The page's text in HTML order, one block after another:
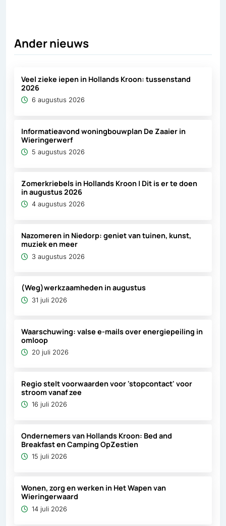
Ander nieuws
Veel zieke iepen in Hollands Kroon: tussenstand
2026
6 augustus 2026
Informatieavond woningbouwplan De Zaaier in
Wieringerwerf
5 augustus 2026
Zomerkriebels in Hollands Kroon | Dit is er te doen
in augustus 2026
4 augustus 2026
Nazomeren in Niedorp: geniet van tuinen, kunst,
muziek en meer
3 augustus 2026
(Weg)werkzaamheden in augustus
31 juli 2026
Waarschuwing: valse e-mails over energiepeiling in
omloop
20 juli 2026
Regio stelt voorwaarden voor 'stopcontact' voor
stroom vanaf zee
16 juli 2026
Ondernemers van Hollands Kroon: Bed and
Breakfast en Camping OpZestien
15 juli 2026
Wonen, zorg en werken in Het Wapen van
Wieringerwaard
14 juli 2026